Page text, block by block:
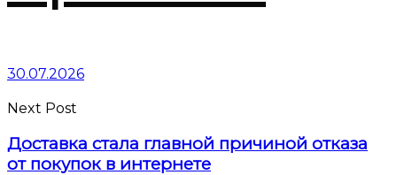
30.07.2026
Next Post
Доставка стала главной причиной отказа
от покупок в интернете